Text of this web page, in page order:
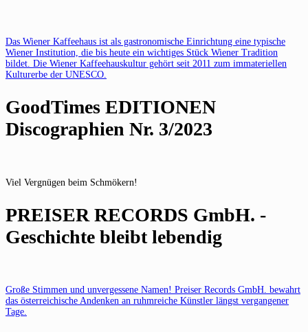
Das Wiener Kaffeehaus ist als gastronomische Einrichtung eine typische
Wiener Institution, die bis heute ein wichtiges Stück Wiener Tradition
bildet. Die Wiener Kaffeehauskultur gehört seit 2011 zum immateriellen
Kulturerbe der UNESCO.
GoodTimes EDITIONEN
Discographien Nr. 3/2023
Viel Vergnügen beim Schmökern!
PREISER RECORDS GmbH. -
Geschichte bleibt lebendig
Große Stimmen und unvergessene Namen! Preiser Records GmbH. bewahrt
das österreichische Andenken an ruhmreiche Künstler längst vergangener
Tage.